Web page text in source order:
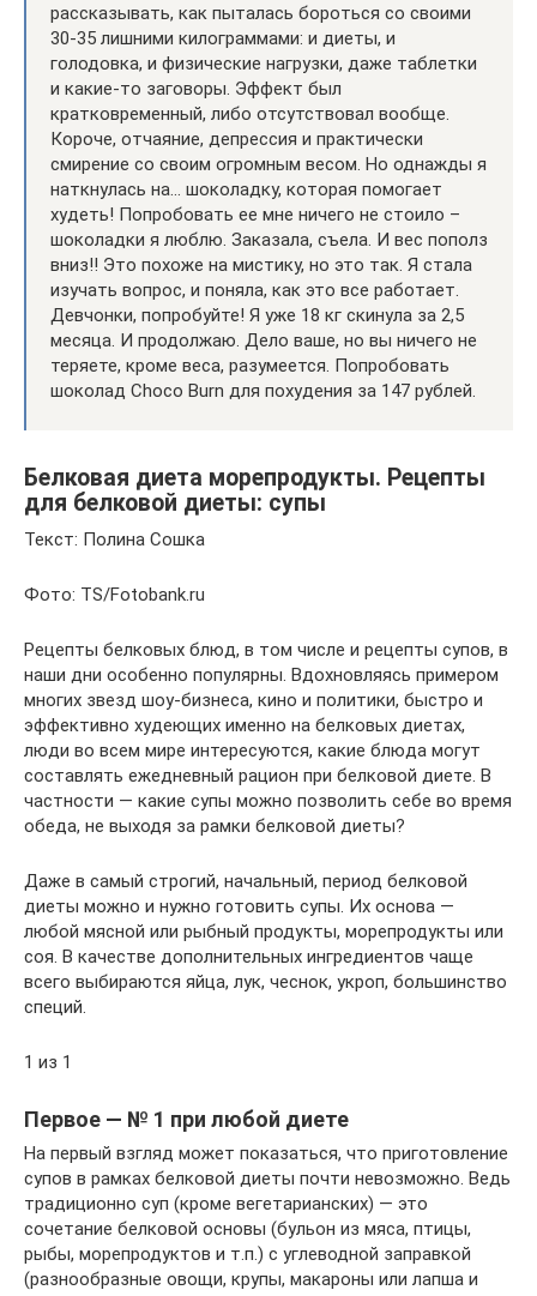
рассказывать, как пыталась бороться со своими
30-35 лишними килограммами: и диеты, и
голодовка, и физические нагрузки, даже таблетки
и какие-то заговоры. Эффект был
кратковременный, либо отсутствовал вообще.
Короче, отчаяние, депрессия и практически
смирение со своим огромным весом. Но однажды я
наткнулась на… шоколадку, которая помогает
худеть! Попробовать ее мне ничего не стоило –
шоколадки я люблю. Заказала, съела. И вес пополз
вниз!! Это похоже на мистику, но это так. Я стала
изучать вопрос, и поняла, как это все работает.
Девчонки, попробуйте! Я уже 18 кг скинула за 2,5
месяца. И продолжаю. Дело ваше, но вы ничего не
теряете, кроме веса, разумеется. Попробовать
шоколад Choco Burn для похудения за 147 рублей.
Белковая диета морепродукты. Рецепты
для белковой диеты: супы
Текст: Полина Сошка
Фото: TS/Fotobank.ru
Рецепты белковых блюд, в том числе и рецепты супов, в
наши дни особенно популярны. Вдохновляясь примером
многих звезд шоу-бизнеса, кино и политики, быстро и
эффективно худеющих именно на белковых диетах,
люди во всем мире интересуются, какие блюда могут
составлять ежедневный рацион при белковой диете. В
частности — какие супы можно позволить себе во время
обеда, не выходя за рамки белковой диеты?
Даже в самый строгий, начальный, период белковой
диеты можно и нужно готовить супы. Их основа —
любой мясной или рыбный продукты, морепродукты или
соя. В качестве дополнительных ингредиентов чаще
всего выбираются яйца, лук, чеснок, укроп, большинство
специй.
1 из 1
Первое — № 1 при любой диете
На первый взгляд может показаться, что приготовление
супов в рамках белковой диеты почти невозможно. Ведь
традиционно суп (кроме вегетарианских) — это
сочетание белковой основы (бульон из мяса, птицы,
рыбы, морепродуктов и т.п.) с углеводной заправкой
(разнообразные овощи, крупы, макароны или лапша и